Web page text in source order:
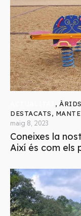
,
DESTACATS,
maig 8, 2023
Coneixes la
Així és com els